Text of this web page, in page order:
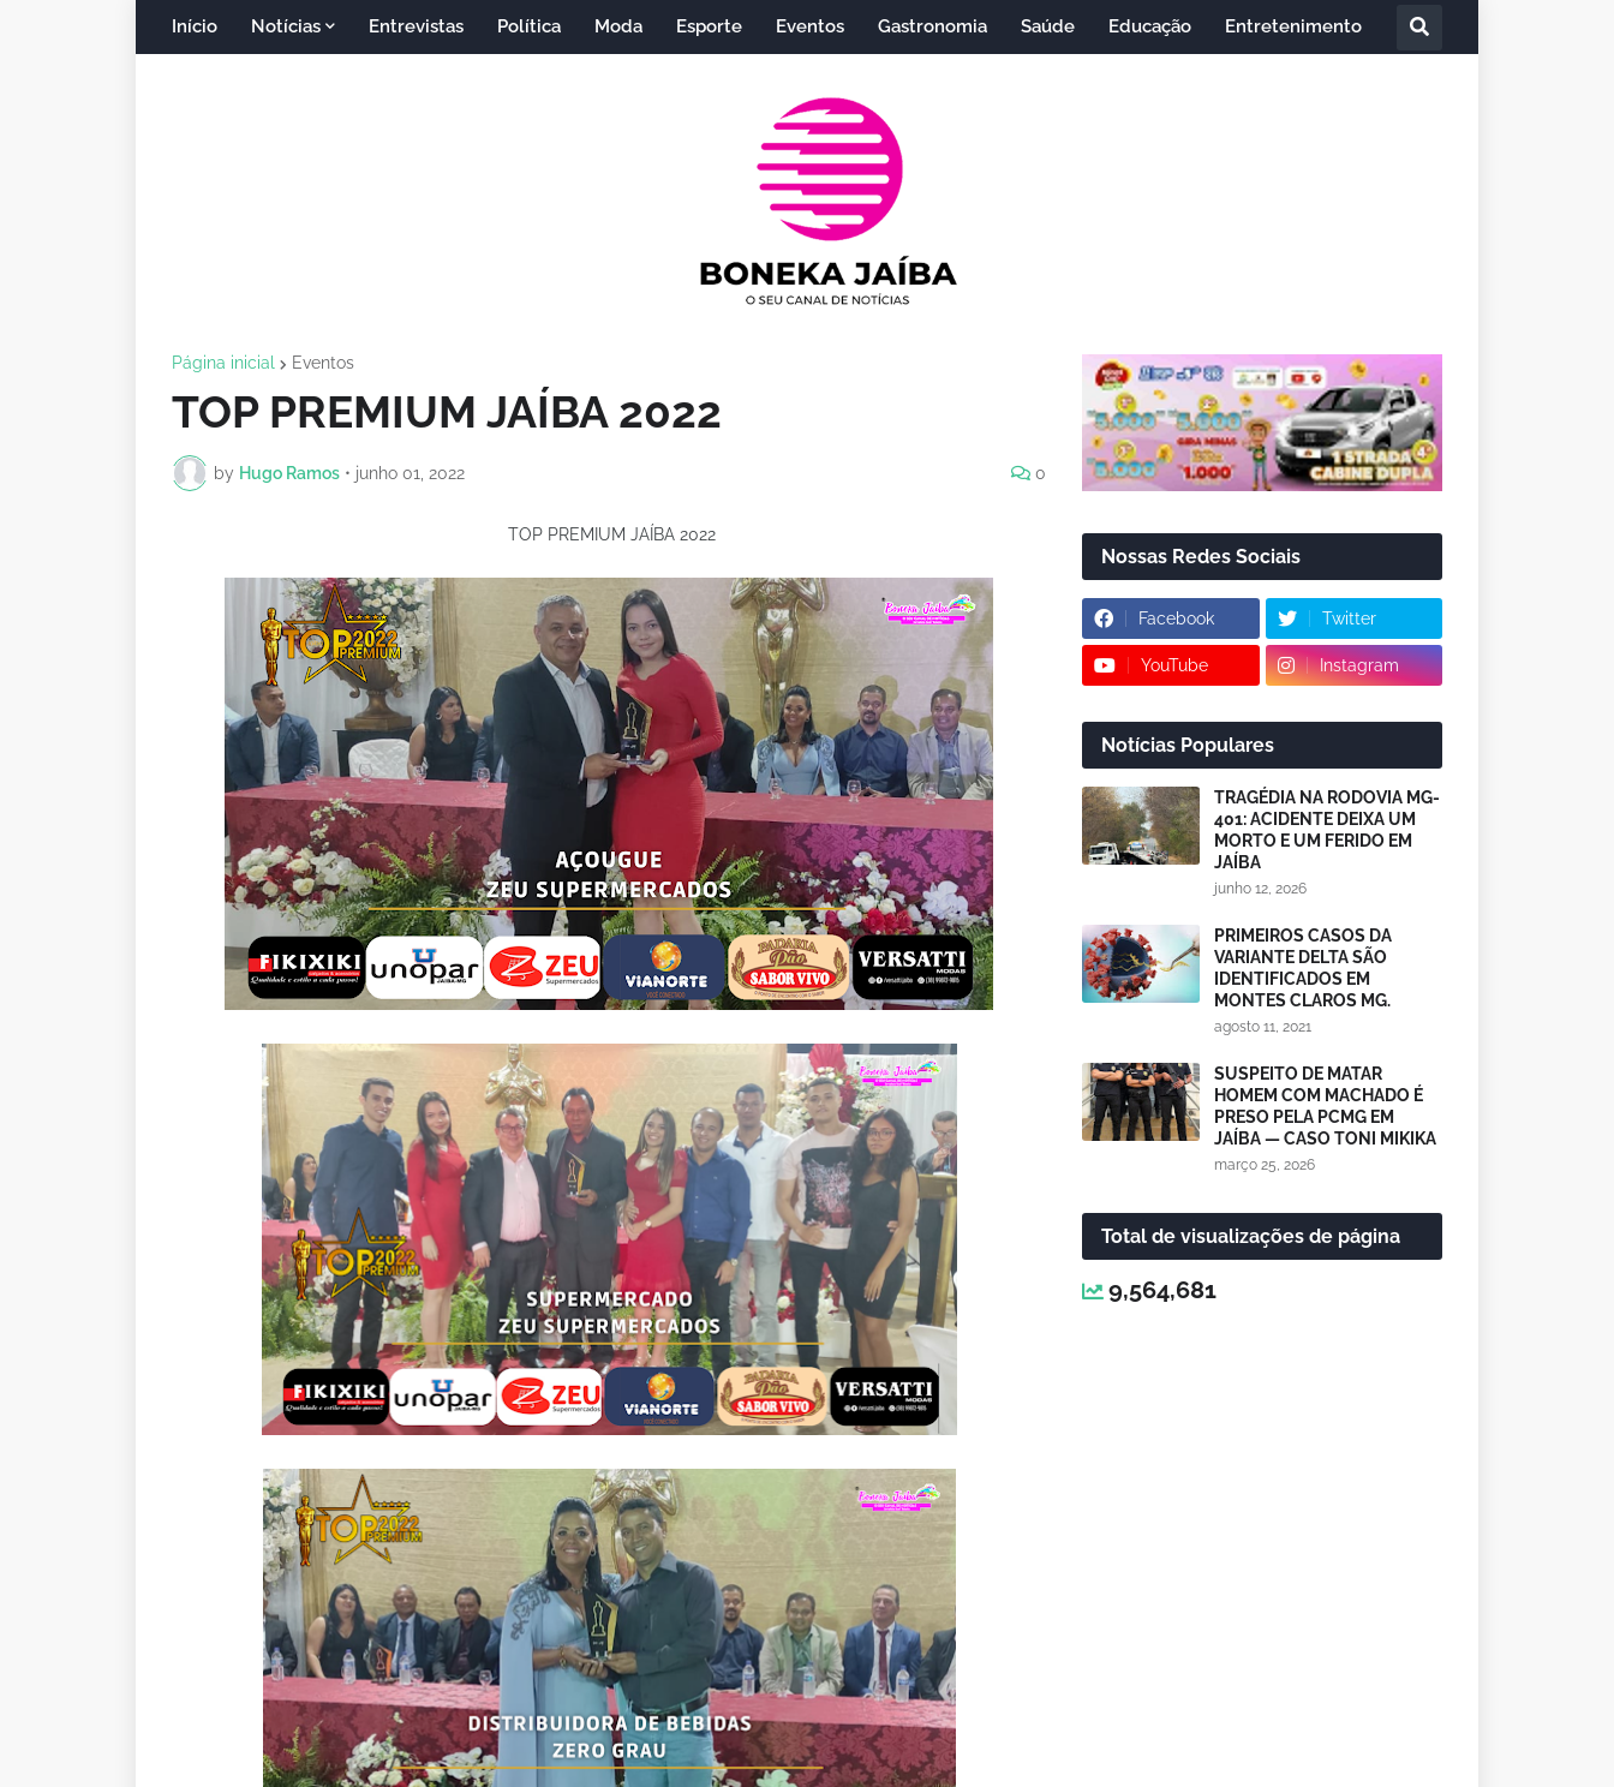
Início Notícias Entrevistas Política Moda Esporte Eventos Gastronomia Saúde Educação Entretenimento
Página inicial Eventos
TOP PREMIUM JAÍBA 2022
by Hugo Ramos • junho 01, 2022 0
TOP PREMIUM JAÍBA 2022
Nossas Redes Sociais
Facebook Twitter
YouTube Instagram
Notícias Populares
TRAGÉDIA NA RODOVIA MG-
401: ACIDENTE DEIXA UM
MORTO E UM FERIDO EM
JAÍBA
junho 12, 2026
PRIMEIROS CASOS DA
VARIANTE DELTA SÃO
IDENTIFICADOS EM
MONTES CLAROS MG.
agosto 11, 2021
SUSPEITO DE MATAR
HOMEM COM MACHADO É
PRESO PELA PCMG EM
JAÍBA — CASO TONI MIKIKA
março 25, 2026
Total de visualizações de página
9,564,681